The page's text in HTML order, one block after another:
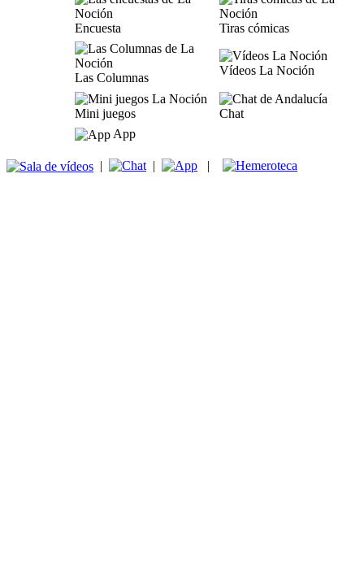
Encuesta Tiras cómicas
Las Columnas
Vídeos La Noción
Mini juegos
Chat
App
| | |